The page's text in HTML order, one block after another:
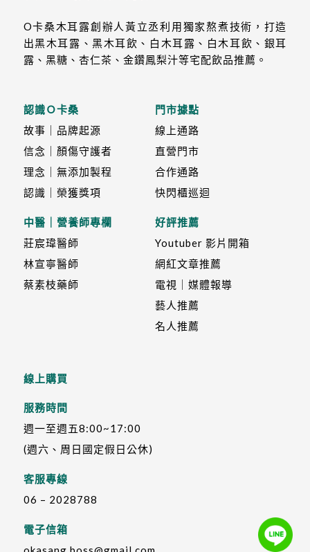
O卡桑木耳露創辦人黃立丞利用獨家熬煮技術，打造
出黑木耳露、黑木耳飲、白木耳露、白木耳飲、銀耳
露、黑糖、杏仁茶、金鑽鳳梨汁等宅配飲品推薦。
認識Ｏ卡桑
故事｜品牌起源
信念｜顏傷守護者
理念｜無添加製程
認識｜榮獲獎項
中醫｜營養師專欄
莊宸瑋醫師
林宣寧醫師
蔡素枝藥師
門市據點
線上通路
直營門市
合作通路
快閃櫃巡迴
好評推薦
Youtuber 影片開箱
網紅文章推薦
電視｜媒體報導
藝人推薦
名人推薦
線上購買
服務時間
週一至週五8:00~17:00
(週六、周日國定假日公休)
客服專線
06 – 2028788
電子信箱